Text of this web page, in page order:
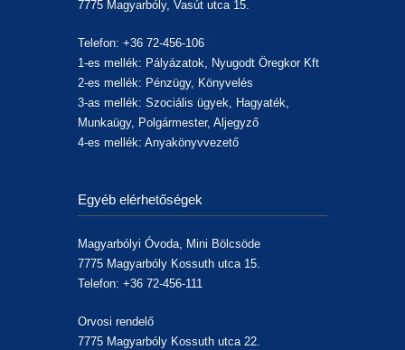
7775 Magyarbóly, Vasút utca 15.
Telefon: +36 72-456-106
1-es mellék: Pályázatok, Nyugodt Öregkor Kft
2-es mellék: Pénzügy, Könyvelés
3-as mellék: Szociális ügyek, Hagyaték,
Munkaügy, Polgármester, Aljegyző
4-es mellék: Anyakönyvvezető
Egyéb elérhetőségek
Magyarbólyi Óvoda, Mini Bölcsöde
7775 Magyarbóly Kossuth utca 15.
Telefon: +36 72-456-111
Orvosi rendelő
7775 Magyarbóly Kossuth utca 22.